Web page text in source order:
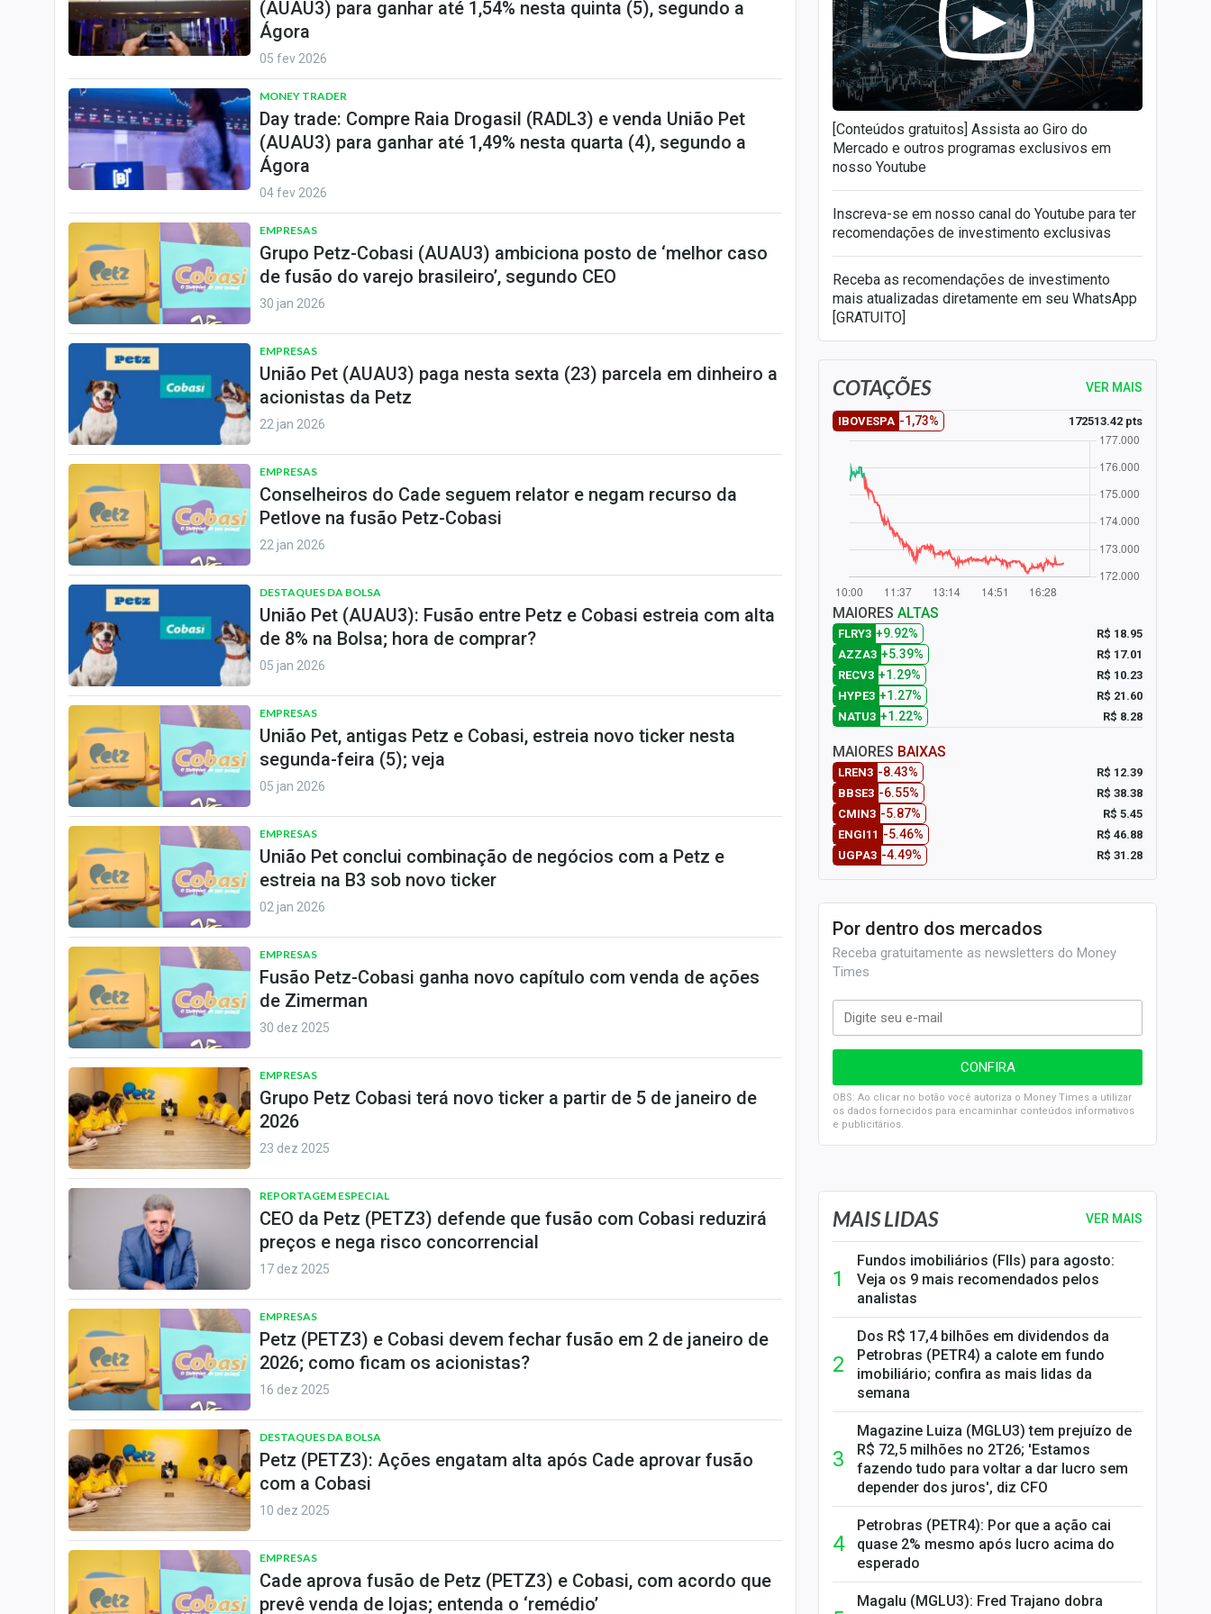
(AUAU3) para ganhar até 1,54% nesta quinta (5), segundo a
Ágora
05 fev 2026
MONEY TRADER
Day trade: Compre Raia Drogasil (RADL3) e venda União Pet
(AUAU3) para ganhar até 1,49% nesta quarta (4), segundo a
Ágora
04 fev 2026
EMPRESAS
Grupo Petz-Cobasi (AUAU3) ambiciona posto de ‘melhor caso
de fusão do varejo brasileiro’, segundo CEO
30 jan 2026
EMPRESAS
União Pet (AUAU3) paga nesta sexta (23) parcela em dinheiro a
acionistas da Petz
22 jan 2026
EMPRESAS
Conselheiros do Cade seguem relator e negam recurso da
Petlove na fusão Petz-Cobasi
22 jan 2026
DESTAQUES DA BOLSA
União Pet (AUAU3): Fusão entre Petz e Cobasi estreia com alta
de 8% na Bolsa; hora de comprar?
05 jan 2026
EMPRESAS
União Pet, antigas Petz e Cobasi, estreia novo ticker nesta
segunda-feira (5); veja
05 jan 2026
EMPRESAS
União Pet conclui combinação de negócios com a Petz e
estreia na B3 sob novo ticker
02 jan 2026
EMPRESAS
Fusão Petz-Cobasi ganha novo capítulo com venda de ações
de Zimerman
30 dez 2025
EMPRESAS
Grupo Petz Cobasi terá novo ticker a partir de 5 de janeiro de
2026
23 dez 2025
REPORTAGEM ESPECIAL
CEO da Petz (PETZ3) defende que fusão com Cobasi reduzirá
preços e nega risco concorrencial
17 dez 2025
EMPRESAS
Petz (PETZ3) e Cobasi devem fechar fusão em 2 de janeiro de
2026; como ficam os acionistas?
16 dez 2025
DESTAQUES DA BOLSA
Petz (PETZ3): Ações engatam alta após Cade aprovar fusão
com a Cobasi
10 dez 2025
EMPRESAS
Cade aprova fusão de Petz (PETZ3) e Cobasi, com acordo que
prevê venda de lojas; entenda o ‘remédio’
comodividendos ejuros sobre o capital
próprio.
[Conteúdos gratuitos] Assista ao Giro do
Mercado e outros programas exclusivos em
nosso Youtube
Inscreva-se em nosso canal do Youtube para ter
recomendações de investimento exclusivas
Receba as recomendações de investimento
mais atualizadas diretamente em seu WhatsApp
[GRATUITO]
COTAÇÕES VER MAIS
IBOVESPA -1,73% 172513.42 pts
MAIORES ALTAS
FLRY3 +9.92%
R$ 18.95
AZZA3 +5.39%
R$ 17.01
RECV3 +1.29%
R$ 10.23
HYPE3 +1.27%
R$ 21.60
NATU3 +1.22% R$ 8.28
MAIORES BAIXAS
LREN3 -8.43%
R$ 12.39
BBSE3 -6.55%
R$ 38.38
CMIN3 -5.87%
R$ 5.45
ENGI11 -5.46%
R$ 46.88
UGPA3 -4.49% R$ 31.28
Por dentro dos mercados
Receba gratuitamente as newsletters do Money
Times
OBS: Ao clicar no botão você autoriza o Money Times a utilizar
os dados fornecidos para encaminhar conteúdos informativos
e publicitários.
SELIC em 14%: A repercussão da decisão sobre os JUROS
MAIS LIDAS VER MAIS
Fundos imobiliários (FIIs) para agosto:
Veja os 9 mais recomendados pelos
analistas
Dos R$ 17,4 bilhões em dividendos da
Petrobras (PETR4) a calote em fundo
imobiliário; confira as mais lidas da
semana
Magazine Luiza (MGLU3) tem prejuízo de
R$ 72,5 milhões no 2T26; 'Estamos
fazendo tudo para voltar a dar lucro sem
depender dos juros', diz CFO
Petrobras (PETR4): Por que a ação cai
quase 2% mesmo após lucro acima do
esperado
Magalu (MGLU3): Fred Trajano dobra